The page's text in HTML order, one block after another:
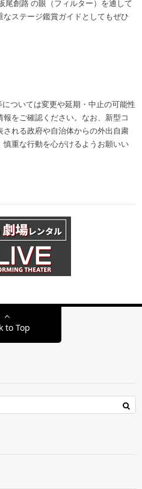
尾創路 の眼（フィルター）を通して
ステージ鑑賞ガイドとしてもぜひ
ついては変更や延期・中止の可能性
をご確認ください。なお、新型コ
れる政府や自治体からの外出自粛
重な行動を心がけるようお願いい
to Top